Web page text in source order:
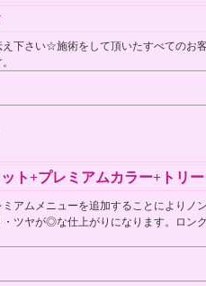
下さい☆施術をして頂いたすべてのお
ット+プレミアムカラー+トリ
アムメニューを追加することによりノ
ツヤが◎な仕上がりになります。ロン